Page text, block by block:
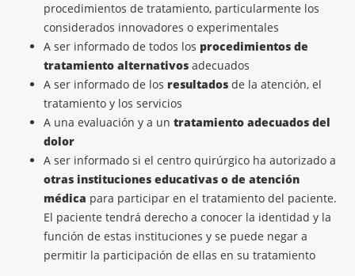
procedimientos de tratamiento, particularmente los
considerados innovadores o experimentales
A ser informado de todos los procedimientos de
tratamiento alternativos adecuados
A ser informado de los resultados de la atención, el
tratamiento y los servicios
A una evaluación y a un tratamiento adecuados del
dolor
A ser informado si el centro quirúrgico ha autorizado a
otras instituciones educativas o de atención
médica para participar en el tratamiento del paciente.
El paciente tendrá derecho a conocer la identidad y la
función de estas instituciones y se puede negar a
permitir la participación de ellas en su tratamiento